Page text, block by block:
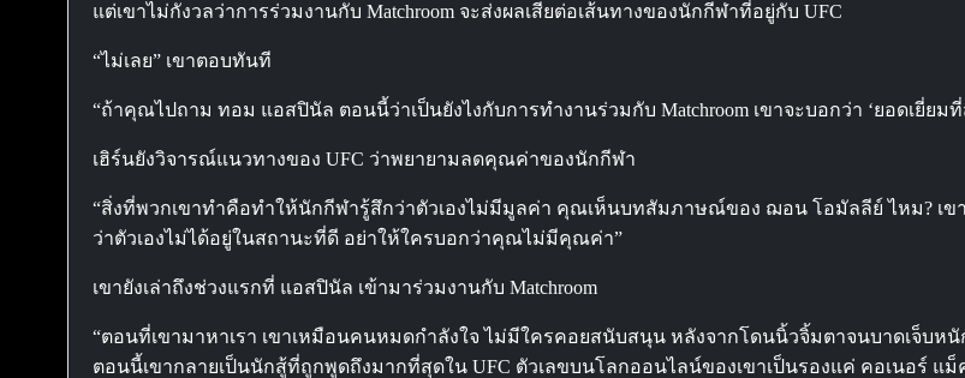
แต่เขาไม่กังวลว่าการร่วมงานกับ Matchroom จะส่งผลเสียต่อเส้นทางของนักกีฬาที่อยู่กับ UFC
“ไม่เลย” เขาตอบทันที
“ถ้าคุณไปถาม ทอม แอสปินัล ตอนนี้ว่าเป็นยังไงกับการทำงานร่วมกับ Matchroom เขาจะบอกว่า ‘ยอดเยี่ย
เฮิร์นยังวิจารณ์แนวทางของ UFC ว่าพยายามลดคุณค่าของนักกีฬา
“สิ่งที่พวกเขาทำคือทำให้นักกีฬารู้สึกว่าตัวเองไม่มีมูลค่า คุณเห็นบทสัมภาษณ์ของ ฌอน โอมัลลีย์ ไหม? เข
ว่าตัวเองไม่ได้อยู่ในสถานะที่ดี อย่าให้ใครบอกว่าคุณไม่มีคุณค่า”
เขายังเล่าถึงช่วงแรกที่ แอสปินัล เข้ามาร่วมงานกับ Matchroom
“ตอนที่เขามาหาเรา เขาเหมือนคนหมดกำลังใจ ไม่มีใครคอยสนับสนุน หลังจากโดนนิ้วจิ้มตาจนบาดเจ็บ
ตอนนี้เขากลายเป็นนักสู้ที่ถูกพูดถึงมากที่สุดใน UFC ตัวเลขบนโลกออนไลน์ของเขาเป็นรองแค่ คอเนอร์ แ